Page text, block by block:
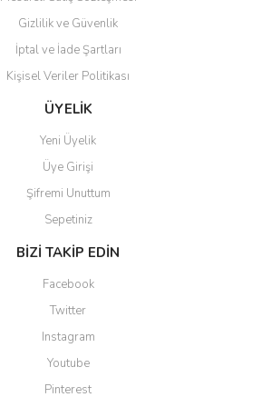
Gönder
Gizlilik ve Güvenlik
İptal ve İade Şartları
Kişisel Veriler Politikası
ÜYELİK
Yeni Üyelik
Üye Girişi
Şifremi Unuttum
Sepetiniz
BİZİ TAKİP EDİN
Facebook
Twitter
Instagram
Youtube
Pinterest